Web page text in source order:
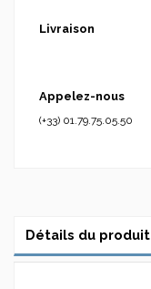
Livraison
Appelez-nous
(+33) 01.79.75.05.50
Détails du produit